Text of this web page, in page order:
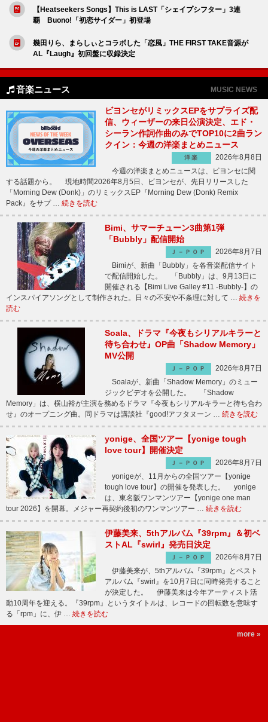
【Heatseekers Songs】This is LAST「シェイプシフター」3連
覇 Buono!「初恋サイダー」初登場
幾田りら、まらしぃとコラボした「恋風」THE FIRST TAKE音源が
AL『Laugh』初回盤に収録決定
音楽ニュース MUSIC NEWS
ビヨンセがリミックスEPをサプライズ配
信、ウィーザーの来日公演決定、エド・
シーラン作詞作曲のみでTOP10に2曲ラン
クイン：今週の洋楽まとめニュース
洋楽
2026年8月8日
今週の洋楽まとめニュースは、ビヨンセに関
する話題から。 現地時間2026年8月5日、ビヨンセが、先日リリースした
「Morning Dew (Donk)」のリミックスEP『Morning Dew (Donk) Remix
Pack』をサプ … 続きを読む
Bimi、サマーチューン3曲第1弾
「Bubbly」配信開始
Ｊ－ＰＯＰ
2026年8月7日
Bimiが、新曲「Bubbly」を各音楽配信サイト
で配信開始した。 「Bubbly」は、9月13日に
開催される【Bimi Live Galley #11 -Bubbly-】の
インスパイアソングとして制作された。日々の不安や不条理に対して … 続きを
読む
Soala、ドラマ『今夜もシリアルキラーと
待ち合わせ』OP曲「Shadow Memory」
MV公開
Ｊ－ＰＯＰ
2026年8月7日
Soalaが、新曲「Shadow Memory」のミュー
ジックビデオを公開した。 「Shadow
Memory」は、横山裕が主演を務めるドラマ『今夜もシリアルキラーと待ち合わ
せ』のオープニング曲。同ドラマは講談社『good!アフタヌーン … 続きを読む
yonige、全国ツアー【yonige tough
love tour】開催決定
Ｊ－ＰＯＰ
2026年8月7日
yonigeが、11月からの全国ツアー【yonige
tough love tour】の開催を発表した。 yonige
は、東名阪ワンマンツアー【yonige one man
tour 2026】を開幕。メジャー再契約後初のワンマンツアー … 続きを読む
伊藤美来、5thアルバム『39rpm』＆初ベ
ストAL『swirl』発売日決定
Ｊ－ＰＯＰ
2026年8月7日
伊藤美来が、5thアルバム『39rpm』とベスト
アルバム『swirl』を10月7日に同時発売すること
が決定した。 伊藤美来は今年アーティスト活
動10周年を迎える。『39rpm』というタイトルは、レコードの回転数を意味す
る「rpm」に、伊 … 続きを読む
more »